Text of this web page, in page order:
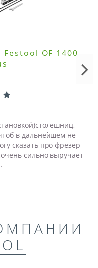
OF 1400
в дальнейшем не
сказать про фрезер
сильно выручает